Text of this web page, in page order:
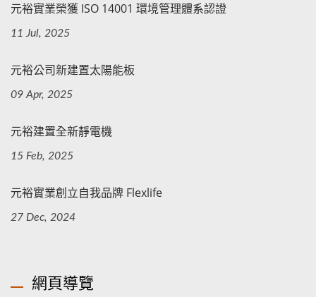
元裕實業榮獲 ISO 14001 環境管理體系認證
11 Jul, 2025
元裕公司新建置太陽能板
09 Apr, 2025
元裕建置全新靜電機
15 Feb, 2025
元裕實業創立自我品牌 Flexlife
27 Dec, 2024
網頁導覽